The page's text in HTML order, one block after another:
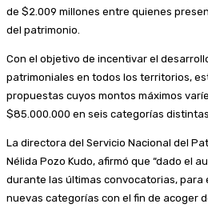
de $2.009 millones entre quienes
del patrimonio.
Con el objetivo de incentivar el
patrimoniales en todos los territorios,
propuestas cuyos montos máximos
$85.000.000 en seis categorías distintas.
La directora del Servicio Nacional del
Nélida Pozo Kudo, afirmó que “dado el
durante las últimas convocatorias, para
nuevas categorías con el fin de acoger